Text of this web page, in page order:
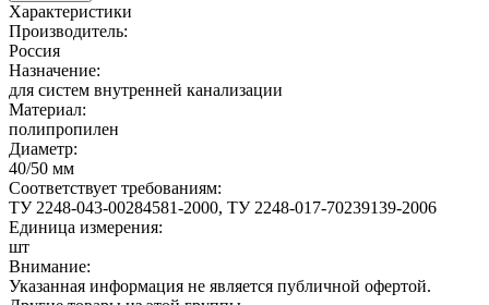
Характеристики
Производитель:
Россия
Назначение:
для систем внутренней канализации
Материал:
полипропилен
Диаметр:
40/50 мм
Соответствует требованиям:
ТУ 2248-043-00284581-2000, ТУ 2248-017-70239139-2006
Единица измерения:
шт
Внимание:
Указанная информация не является публичной офертой.